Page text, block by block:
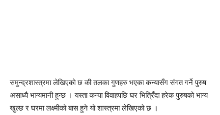
समुन्द्रशास्त्रमा लेखिएको छ की तलका गुणहरु भएका कन्यासँग संगत गर्ने पुरुष
असाध्यै भाग्यमानी हुन्छ । यस्ता कन्या विवाहपछि घर भित्रिँदा हरेक पुरुषको भाग्य
खुल्छ र घरमा लक्ष्मीको बास हुने यो शास्त्रमा लेखिएको छ ।